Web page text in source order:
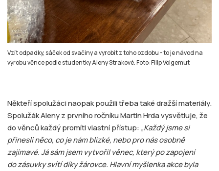
Vzít odpadky, sáček od svačiny a vyrobit z toho ozdobu - to je návod na
výrobu věnce podle studentky Aleny Strakové. Foto: Filip Volgemut
Někteří spolužáci naopak použili třeba také dražší materiály.
Spolužák Aleny z prvního ročníku Martin Hrda vysvětluje, že
do věnců každý promítl vlastní přístup: „Každý jsme si
přinesli něco, co je nám blízké, nebo pro nás osobně
zajímavé. Já sám jsem vytvořil věnec, který po zapojení
do zásuvky svítí díky žárovce. Hlavní myšlenka akce byla